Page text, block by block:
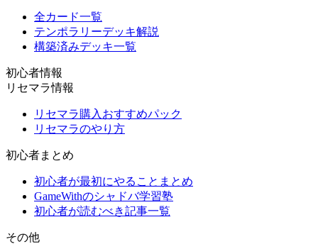
全カード一覧
テンポラリーデッキ解説
構築済みデッキ一覧
初心者情報
リセマラ情報
リセマラ購入おすすめパック
リセマラのやり方
初心者まとめ
初心者が最初にやることまとめ
GameWithのシャドバ学習塾
初心者が読むべき記事一覧
その他